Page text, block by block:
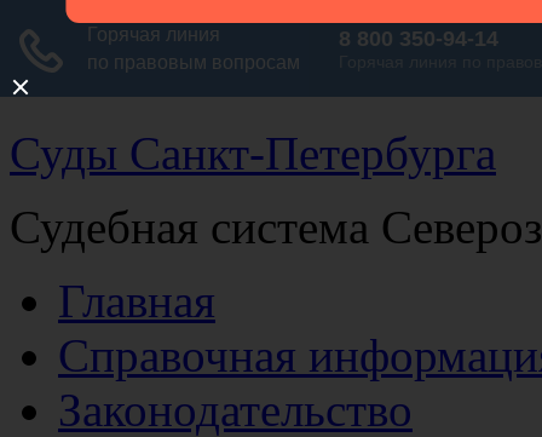
Суды Санкт-Петербурга
Судебная система
Главная
Справочная
Законодательство